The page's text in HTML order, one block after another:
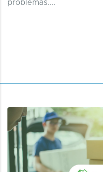
problemas....